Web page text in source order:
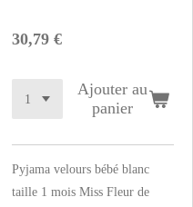
30,79 €
Ajouter au
panier
Pyjama velours bébé blanc
taille 1 mois Miss Fleur de